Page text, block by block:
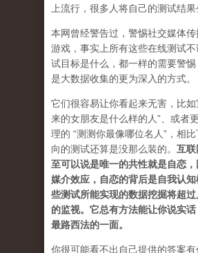
上流行，很多人将自己的测试结果
本网曾经警告过，警惕社交媒体
游戏，事实上所有这些在线测试不
试目标是什么，都一样的需要警
是大数据收集的更为深入的方式。
它们很容易让你看起来无害，比如
来的女朋友是什么样的人”、或者
理的 “测测你最像哪位名人”，相
向的测试还算是没那么装的。 互联
至可以说是唯一的共性就是自恋
媒介效应，自恋的背后是自我认
些测试所能实现的数据挖掘将超
的监视。它总有方法能让你说实
最路西法的一面。
你很可能看不出自己提供的答案有